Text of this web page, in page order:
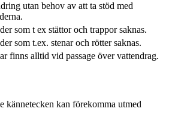
utan behov av att ta stöd med
som t ex stättor och trappor saknas.
som t.ex. stenar och rötter saknas.
finns alltid vid passage över vattendrag.
kännetecken kan förekomma utmed